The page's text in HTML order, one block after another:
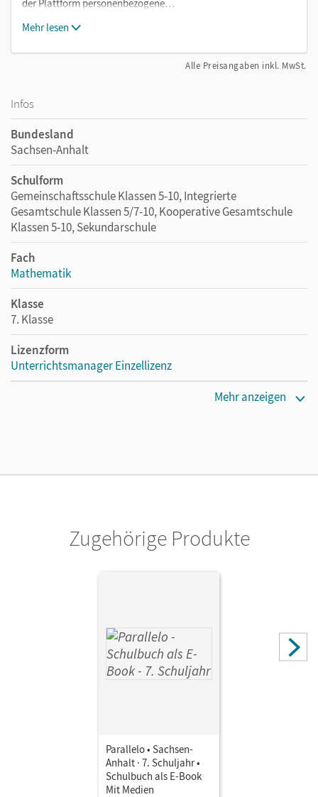
der Plattform personenbezogene…
Mehr lesen
Alle Preisangaben inkl. MwSt.
Infos
Bundesland
Sachsen-Anhalt
Schulform
Gemeinschaftsschule Klassen 5-10, Integrierte
Gesamtschule Klassen 5/7-10, Kooperative Gesamtschule
Klassen 5-10, Sekundarschule
Fach
Mathematik
Klasse
7. Klasse
Lizenzform
Unterrichtsmanager Einzellizenz
Unterrichtsmanagers solange das Lehrwerk erhältlich ist.
Mehr anzeigen
Zugehörige Produkte
Parallelo • Sachsen-
Anhalt · 7. Schuljahr •
Schulbuch als E-Book
Mit Medien